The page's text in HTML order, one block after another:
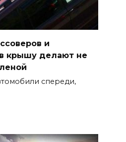
и
крышу делают не
спереди,